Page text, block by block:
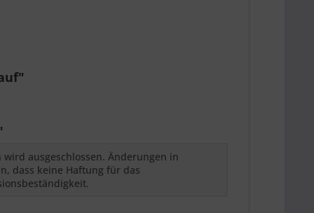
ausgeschlossen. Änderungen in
dass keine Haftung für das